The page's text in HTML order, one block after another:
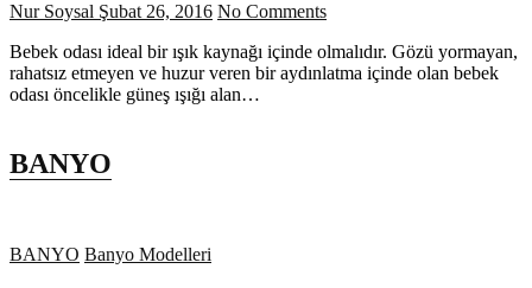
Nur Soysal Şubat 26, 2016 No Comments
Bebek odası ideal bir ışık kaynağı içinde olmalıdır. Gözü yormayan,
rahatsız etmeyen ve huzur veren bir aydınlatma içinde olan bebek
odası öncelikle güneş ışığı alan…
BANYO
BANYO Banyo Modelleri